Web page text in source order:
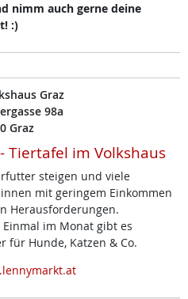
nimm auch gerne deine
:)
Graz
98a
Graz
Tiertafel im Volkshaus
steigen und viele
mit geringem Einkommen
Herausforderungen.
im Monat gibt es
für Hunde, Katzen & Co.